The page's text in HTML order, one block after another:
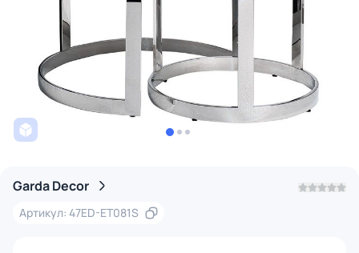
Garda Decor
Артикул: 47ED-ET081S